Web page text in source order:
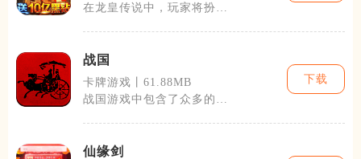
在龙皇传说中，玩家将扮演
战国
卡牌游戏丨61.88MB
战国游戏中包含了众多的游
下载
仙缘剑